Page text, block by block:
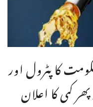
کا پٹرول اور
کمی کا اعلان